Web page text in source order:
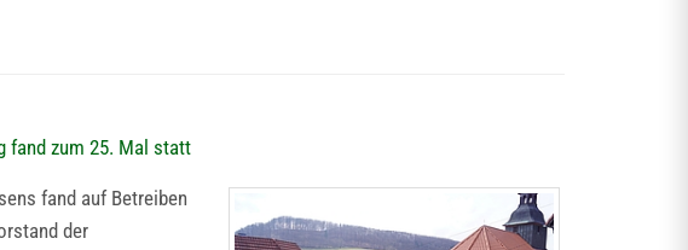
fand zum 25. Mal statt
fand auf Betreiben
der